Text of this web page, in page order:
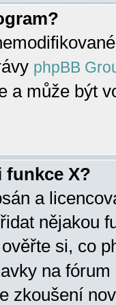
phpBB
a může být
funkce X?
a
nějakou
si, co
na
zkoušení